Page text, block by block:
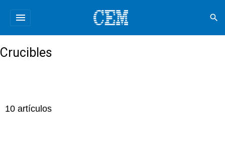
menu search
Crucibles
10 artículos